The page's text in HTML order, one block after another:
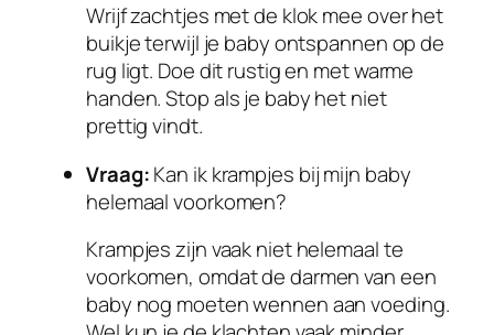
Wrijf zachtjes met de klok mee over het
buikje terwijl je baby ontspannen op de
rug ligt. Doe dit rustig en met warme
handen. Stop als je baby het niet
prettig vindt.
Vraag:Kan ik krampjes bij mijn baby
helemaal voorkomen?
Krampjes zijn vaak niet helemaal te
voorkomen, omdat de darmen van een
baby nog moeten wennen aan voeding.